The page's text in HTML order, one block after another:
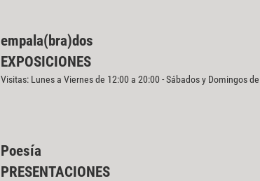
empala(bra)dos
EXPOSICIONES
Visitas: Lunes a Viernes de 12:00 a 20:00 - Sábados y Domingos
Poesía
PRESENTACIONES